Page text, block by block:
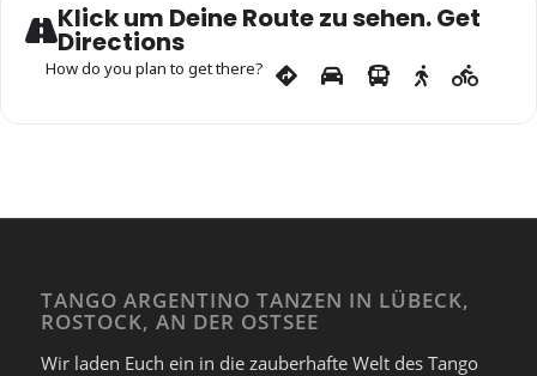
Klick um Deine Route zu sehen. Get
Directions
How do you plan to get there?
TANGO ARGENTINO TANZEN IN LÜBECK,
ROSTOCK, AN DER OSTSEE
Wir laden Euch ein in die zauberhafte Welt des Tango